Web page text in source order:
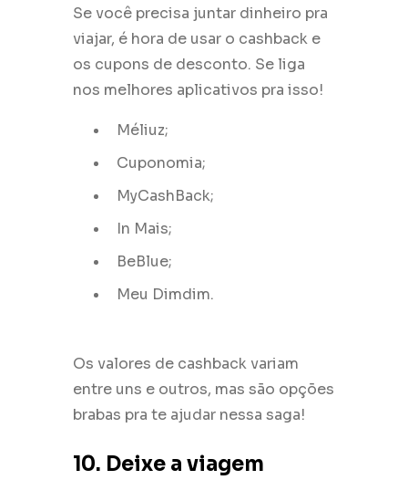
Se você precisa juntar dinheiro pra
viajar, é hora de usar o cashback e
os cupons de desconto. Se liga
nos melhores aplicativos pra isso!
Méliuz;
Cuponomia;
MyCashBack;
In Mais;
BeBlue;
Meu Dimdim.
Os valores de cashback variam
entre uns e outros, mas são opções
brabas pra te ajudar nessa saga!
10. Deixe a viagem